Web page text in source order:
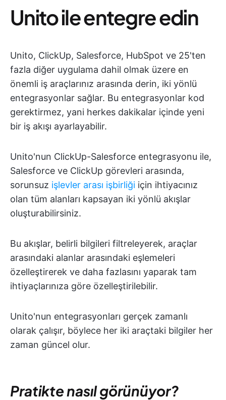
Unito ile entegre edin
Unito, ClickUp, Salesforce, HubSpot ve 25'ten
fazla diğer uygulama dahil olmak üzere en
önemli iş araçlarınız arasında derin, iki yönlü
entegrasyonlar sağlar. Bu entegrasyonlar kod
gerektirmez, yani herkes dakikalar içinde yeni
bir iş akışı ayarlayabilir.
Unito'nun ClickUp-Salesforce entegrasyonu ile,
Salesforce ve ClickUp görevleri arasında,
sorunsuz işlevler arası işbirliği için ihtiyacınız
olan tüm alanları kapsayan iki yönlü akışlar
oluşturabilirsiniz.
Bu akışlar, belirli bilgileri filtreleyerek, araçlar
arasındaki alanlar arasındaki eşlemeleri
özelleştirerek ve daha fazlasını yaparak tam
ihtiyaçlarınıza göre özelleştirilebilir.
Unito'nun entegrasyonları gerçek zamanlı
olarak çalışır, böylece her iki araçtaki bilgiler her
zaman güncel olur.
Pratikte nasıl görünüyor?